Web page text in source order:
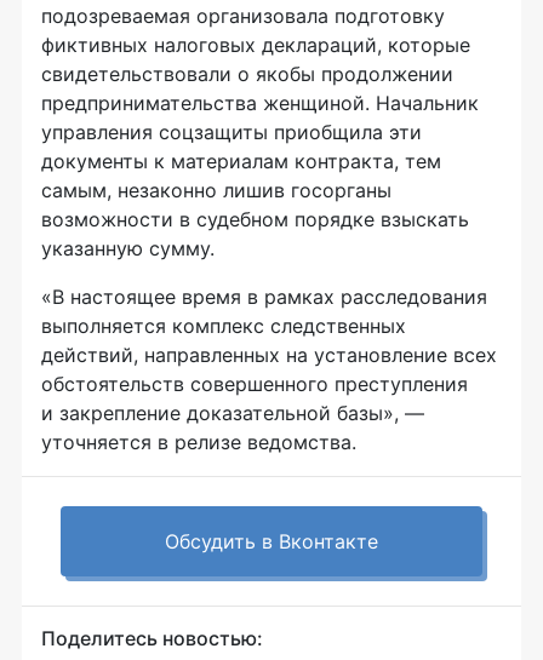
подозреваемая организовала подготовку
фиктивных налоговых деклараций, которые
свидетельствовали о якобы продолжении
предпринимательства женщиной. Начальник
управления соцзащиты приобщила эти
документы к материалам контракта, тем
самым, незаконно лишив госорганы
возможности в судебном порядке взыскать
указанную сумму.
«В настоящее время в рамках расследования
выполняется комплекс следственных
действий, направленных на установление всех
обстоятельств совершенного преступления
и закрепление доказательной базы», —
уточняется в релизе ведомства.
Обсудить в Вконтакте
Поделитесь новостью: